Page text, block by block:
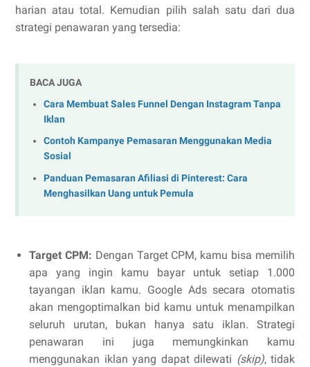
harian atau total. Kemudian pilih salah satu dari dua
strategi penawaran yang tersedia:
BACA JUGA
Cara Membuat Sales Funnel Dengan Instagram Tanpa
Iklan
Contoh Kampanye Pemasaran Menggunakan Media
Sosial
Panduan Pemasaran Afiliasi di Pinterest: Cara
Menghasilkan Uang untuk Pemula
Target CPM: Dengan Target CPM, kamu bisa memilih
apa yang ingin kamu bayar untuk setiap 1.000
tayangan iklan kamu. Google Ads secara otomatis
akan mengoptimalkan bid kamu untuk menampilkan
seluruh urutan, bukan hanya satu iklan. Strategi
penawaran ini juga memungkinkan kamu
menggunakan iklan yang dapat dilewati (skip), tidak